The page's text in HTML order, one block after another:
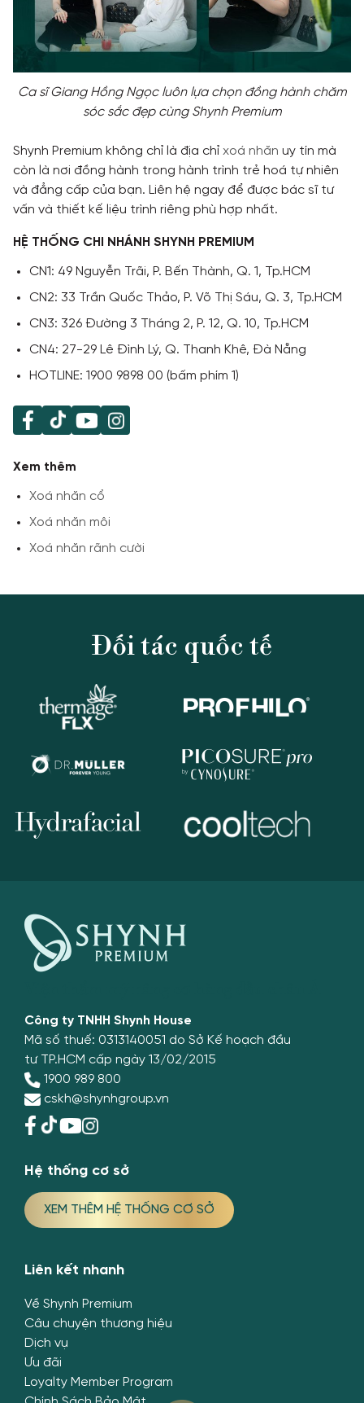
Liên hệ với chúng tôi
1900 989 800
Ca sĩ Giang Hồng Ngọc luôn lựa chọn đồng hành chăm
sóc sắc đẹp cùng Shynh Premium
Shynh Premium không chỉ là địa chỉ xoá nhăn uy tín mà
còn là nơi đồng hành trong hành trình trẻ hoá tự nhiên
và đẳng cấp của bạn. Liên hệ ngay để được bác sĩ tư
vấn và thiết kế liệu trình riêng phù hợp nhất.
HỆ THỐNG CHI NHÁNH SHYNH PREMIUM
CN1: 49 Nguyễn Trãi, P. Bến Thành, Q. 1, Tp.HCM
CN2: 33 Trần Quốc Thảo, P. Võ Thị Sáu, Q. 3, Tp.HCM
CN3: 326 Đường 3 Tháng 2, P. 12, Q. 10, Tp.HCM
CN4: 27-29 Lê Đình Lý, Q. Thanh Khê, Đà Nẵng
HOTLINE: 1900 9898 00 (bấm phím 1)
Xem thêm
Xoá nhăn cổ
Xoá nhăn môi
Xoá nhăn rãnh cười
Đối tác quốc tế
Công ty TNHH Shynh House
Mã số thuế: 0313140051 do Sở Kế hoạch đầu
tư TP.HCM cấp ngày 13/02/2015
1900 989 800
cskh@shynhgroup.vn
Hệ thống cơ sở
XEM THÊM HỆ THỐNG CƠ SỞ
Liên kết nhanh
Về Shynh Premium
Câu chuyện thương hiệu
Dịch vụ
Ưu đãi
Loyalty Member Program